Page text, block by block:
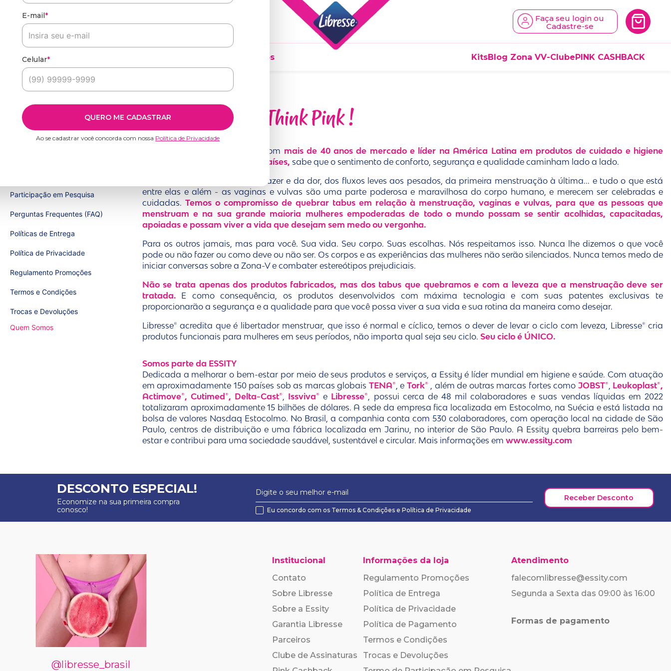
E-mail*
Celular*
QUERO ME CADASTRAR
Ao se cadastrar você concorda com nossa Política de Privacidade
O que você procura?
Faça seu login ou
Cadastre-se
Absorventes Cuidados Diários KitsBlog Zona VV-ClubePINK CASHBACK
Contato
Formas de Pagamento
Participação em Pesquisa
Perguntas Frequentes (FAQ)
Políticas de Entrega
Política de Privacidade
Regulamento Promoções
Termos e Condições
Trocas e Devoluções
Quem Somos
Sobre Libresse - Think Pink !
Somos Libresse®, uma marca com mais de 40 anos de mercado e líder na América Latina em produtos de cuidado e higiene
íntima. Presente em mais 100 países, sabe que o sentimento de conforto, segurança e qualidade caminham lado a lado.
Acreditamos que através do prazer e da dor, dos fluxos leves aos pesados, da primeira menstruação à última... e tudo o que está
entre elas e além - as vaginas e vulvas são uma parte poderosa e maravilhosa do corpo humano, e merecem ser celebradas e
cuidadas. Temos o compromisso de quebrar tabus em relação à menstruação, vaginas e vulvas, para que as pessoas que
menstruam e na sua grande maioria mulheres empoderadas de todo o mundo possam se sentir acolhidas, capacitadas,
apoiadas e possam viver a vida que desejam sem medo ou vergonha.
Para os outros jamais, mas para você. Sua vida. Seu corpo. Suas escolhas. Nós respeitamos isso. Nunca lhe dizemos o que você
pode ou não fazer ou como deve ou não ser. Os corpos e as experiências das mulheres não serão silenciados. Nunca temos medo de
iniciar conversas sobre a Zona-V e combater estereótipos prejudiciais.
Não se trata apenas dos produtos fabricados, mas dos tabus que quebramos e com a leveza que a menstruação deve ser
tratada.E como consequência, os produtos desenvolvidos com máxima tecnologia e com suas patentes exclusivas te
proporcionarão a segurança e a qualidade para que você possa viver a sua vida e sua rotina da maneira como desejar.
Libresse® acredita que é libertador menstruar, que isso é normal e cíclico, temos o dever de levar o ciclo com leveza, Libresse® cria
produtos funcionais para mulheres em seus períodos, não importa qual seja seu ciclo. Seu ciclo é ÚNICO.
Somos parte da ESSITY
Dedicada a melhorar o bem-estar por meio de seus produtos e serviços, a Essity é líder mundial em higiene e saúde. Com atuação
em aproximadamente 150 países sob as marcas globais TENA®, e Tork® , além de outras marcas fortes como JOBST®, Leukoplast®,
Actimove®, Cutimed®, Delta-Cast®, Issviva® e Libresse®, possui cerca de 48 mil colaboradores e suas vendas líquidas em 2022
totalizaram aproximadamente 15 bilhões de dólares. A sede da empresa fica localizada em Estocolmo, na Suécia e está listada na
bolsa de valores Nasdaq Estocolmo. No Brasil, a companhia conta com 530 colaboradores, com operação local na cidade de São
Paulo, centros de distribuição e uma fábrica localizada em Jarinu, no interior de São Paulo. A Essity quebra barreiras pelo bem-
estar e contribui para uma sociedade saudável, sustentável e circular. Mais informações em www.essity.com
DESCONTO ESPECIAL!
Economize na sua primeira compra
conosco!
Eu concordo com os Termos & Condições ePolítica de Privacidade
Receber Desconto
@libresse_brasil
Institucional
Contato
Sobre Libresse
Sobre a Essity
Garantia Libresse
Parceiros
Clube de Assinaturas
Informações da loja
Regulamento Promoções
Política de Entrega
Política de Privacidade
Política de Pagamento
Termos e Condições
Trocas e Devoluções
Atendimento
falecomlibresse@essity.com
Segunda a Sexta das 09:00 às 16:00
Formas de pagamento
TERMOS MAIS BUSCADOS
1º
3º
adesivo
4º
diario
6º
absorvente
9º
sensitive
10º pure